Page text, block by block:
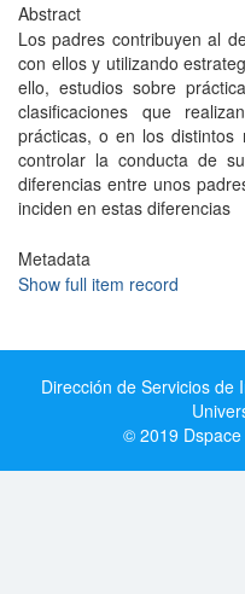
Abstract
Los padres contribuyen al
con ellos y utilizando
ello, estudios sobre
clasificaciones que
prácticas, o en los
controlar la conducta de
diferencias entre unos
inciden en estas diferencias
Metadata
Show full item record
Dirección de Servicios de
© 2019